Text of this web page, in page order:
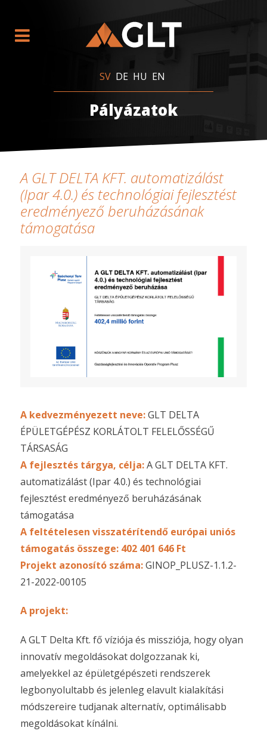
SV DE HU EN
Pályázatok
A GLT DELTA KFT. automatizálást
(Ipar 4.0.) és technológiai fejlesztést
eredményező beruházásának
támogatása
A kedvezményezett neve:GLT DELTA
ÉPÜLETGÉPÉSZ KORLÁTOLT FELELŐSSÉGŰ
TÁRSASÁG
A fejlesztés tárgya, célja:A GLT DELTA KFT.
automatizálást (Ipar 4.0.) és technológiai
fejlesztést eredményező beruházásának
támogatása
A feltételesen visszatérítendő európai uniós
támogatás összege: 402 401 646 Ft
Projekt azonosító száma:GINOP_PLUSZ-1.1.2-
21-2022-00105
A projekt:
A GLT Delta Kft. fő víziója és missziója, hogy olyan
innovatív megoldásokat dolgozzanak ki,
amelyekkel az épületgépészeti rendszerek
legbonyolultabb és jelenleg elavult kialakítási
módszereire tudjanak alternatív, optimálisabb
megoldásokat kínálni.